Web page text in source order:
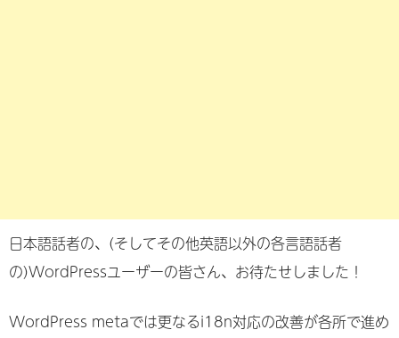
日本語話者の、(そしてその他英語以外の各言語話者
の)WordPressユーザーの皆さん、お待たせしました！
WordPress metaでは更なるi18n対応の改善が各所で進め